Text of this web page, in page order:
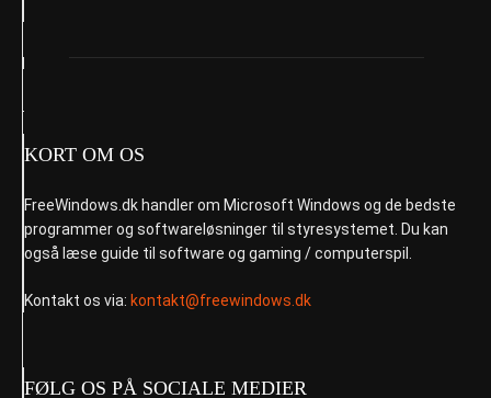
KORT OM OS
FreeWindows.dk handler om Microsoft Windows og de bedste
programmer og softwareløsninger til styresystemet. Du kan
også læse guide til software og gaming / computerspil.
Kontakt os via: kontakt@freewindows.dk
FØLG OS PÅ SOCIALE MEDIER